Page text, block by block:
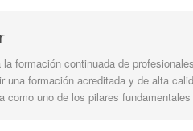
la formación continuada de
una formación acreditada y de alta
como uno de los pilares